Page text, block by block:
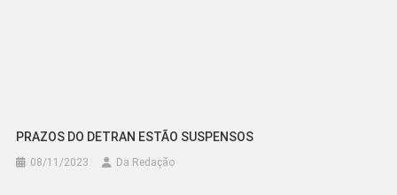
PRAZOS DO DETRAN ESTÃO SUSPENSOS
08/11/2023 Da Redação